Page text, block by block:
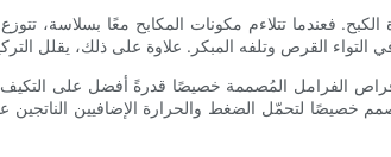
فعندما تتلاءم مكونات المكابح معًا
الفرامل المُصممة خصيصًا قدرةً أفضل على
خصيصًا لتحمّل الضغط والحرارة الإضافيين